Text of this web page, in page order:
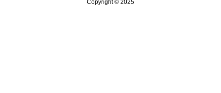
Copyright © 2025